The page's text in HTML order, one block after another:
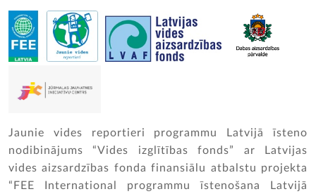
Jaunie vides reportieri programmu Latvijā īsteno
nodibinājums “Vides izglītības fonds” ar Latvijas
vides aizsardzības fonda finansiālu atbalstu projekta
“FEE International programmu īstenošana Latvijā